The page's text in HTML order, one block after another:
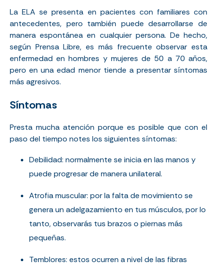
La ELA se presenta en pacientes con familiares con
antecedentes, pero también puede desarrollarse de
manera espontánea en cualquier persona. De hecho,
según Prensa Libre, es más frecuente observar esta
enfermedad en hombres y mujeres de 50 a 70 años,
pero en una edad menor tiende a presentar síntomas
más agresivos.
Síntomas
Presta mucha atención porque es posible que con el
paso del tiempo notes los siguientes síntomas:
Debilidad: normalmente se inicia en las manos y
puede progresar de manera unilateral.
Atrofia muscular: por la falta de movimiento se
genera un adelgazamiento en tus músculos, por lo
tanto, observarás tus brazos o piernas más
pequeñas.
Temblores: estos ocurren a nivel de las fibras